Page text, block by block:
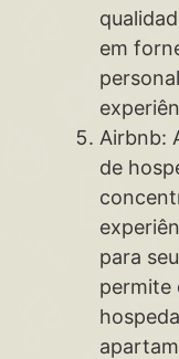
em
Airbnb:
de
para
permite